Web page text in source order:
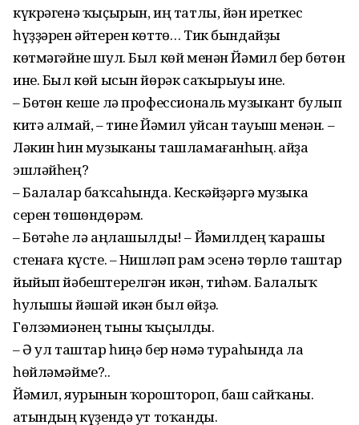
күкрәгенә ҡыҫырын, иң татлы, йән иреткес
һүҙҙәрен әйтерен көттө… Тик бындайҙы
көтмәгәйне шул. Был көй менән Йәмил бер бөтөн
ине. Был көй ысын йөрәк саҡырыуы ине.
– Бөтөн кеше лә профессиональ музыкант булып
китә алмай, – тине Йәмил уйсан тауыш менән. –
Ләкин һин музыканы ташламағанһың. Ҡайҙа
эшләйһең?
– Балалар баҡсаһында. Кескәйҙәргә музыка
серен төшөндөрәм.
– Бөтәһе лә аңлашылды! – Йәмилдең ҡарашы
стенаға күсте. – Нишләп рам эсенә төрлө таштар
йыйып йәбештерелгән икән, тиһәм. Балалыҡ
һулышы йәшәй икән был өйҙә.
Гөлзәмиәнең тыны ҡыҫылды.
– Ә ул таштар һиңә бер нәмә тураһында ла
һөйләмәйме?..
Йәмил, яурынын ҡороштороп, баш сайҡаны.
Ҡатындың күҙендә ут тоҡанды.